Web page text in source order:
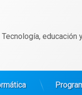
Tecnología, educación
en Hackeo y robo de